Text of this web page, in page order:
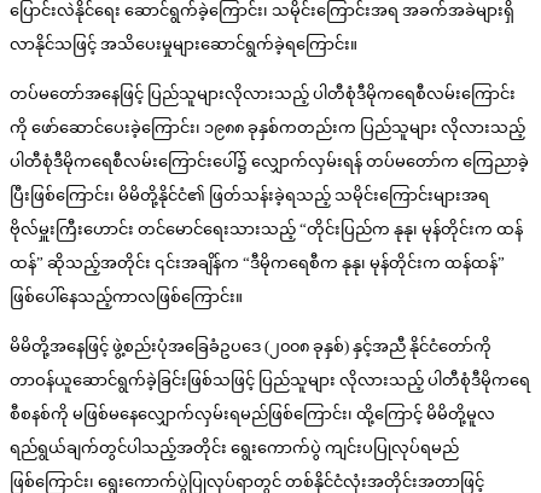
ပြောင်းလဲနိုင်ရေး ဆောင်ရွက်ခဲ့ကြောင်း၊ သမိုင်းကြောင်းအရ အခက်အခဲများရှိ
လာနိုင်သဖြင့် အသိပေးမှုများဆောင်ရွက်ခဲ့ရကြောင်း။
တပ်မတော်အနေဖြင့် ပြည်သူများလိုလားသည့် ပါတီစုံဒီမိုကရေစီလမ်းကြောင်း
ကို ဖော်ဆောင်ပေးခဲ့ကြောင်း၊ ၁၉၈၈ ခုနှစ်ကတည်းက ပြည်သူများ လိုလားသည့်
ပါတီစုံဒီမိုကရေစီလမ်းကြောင်းပေါ်၌ လျှောက်လှမ်းရန် တပ်မတော်က ကြေညာခဲ့
ပြီးဖြစ်ကြောင်း၊ မိမိတို့နိုင်ငံ၏ ဖြတ်သန်းခဲ့ရသည့် သမိုင်းကြောင်းများအရ
ဗိုလ်မှူးကြီးဟောင်း တင်မောင်ရေးသားသည့် “တိုင်းပြည်က နုနု၊ မုန်တိုင်းက ထန်
ထန်” ဆိုသည့်အတိုင်း ၎င်းအချိန်က “ဒီမိုကရေစီက နုနု၊ မုန်တိုင်းက ထန်ထန်”
ဖြစ်ပေါ်နေသည့်ကာလဖြစ်ကြောင်း။
မိမိတို့အနေဖြင့် ဖွဲ့စည်းပုံအခြေခံဥပဒေ (၂၀၀၈ ခုနှစ်) နှင့်အညီ နိုင်ငံတော်ကို
တာဝန်ယူဆောင်ရွက်ခဲ့ခြင်းဖြစ်သဖြင့် ပြည်သူများ လိုလားသည့် ပါတီစုံဒီမိုကရေ
စီစနစ်ကို မဖြစ်မနေလျှောက်လှမ်းရမည်ဖြစ်ကြောင်း၊ ထို့ကြောင့် မိမိတို့မူလ
ရည်ရွယ်ချက်တွင်ပါသည့်အတိုင်း ရွေးကောက်ပွဲ ကျင်းပပြုလုပ်ရမည်
ဖြစ်ကြောင်း၊ ရွေးကောက်ပွဲပြုလုပ်ရာတွင် တစ်နိုင်ငံလုံးအတိုင်းအတာဖြင့်